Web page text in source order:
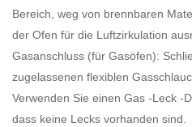
Bereich, weg von brennbaren
der Ofen für die Luftzirkulation
Gasanschluss (für Gasöfen):
zugelassenen flexiblen
Verwenden Sie einen Gas -Leck -
dass keine Lecks vorhanden sind.